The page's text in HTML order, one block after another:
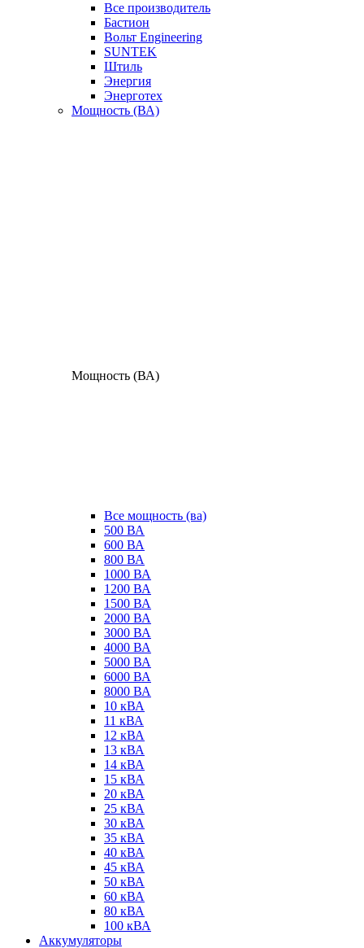
Все производитель
Бастион
Вольт Engineering
SUNTEK
Штиль
Энергия
Энерготех
Мощность (ВА)
Мощность (ВА)
Все мощность (ва)
500 ВА
600 ВА
800 ВА
1000 ВА
1200 ВА
1500 ВА
2000 ВА
3000 ВА
4000 ВА
5000 ВА
6000 ВА
8000 ВА
10 кВА
11 кВА
12 кВА
13 кВА
14 кВА
15 кВА
20 кВА
25 кВА
30 кВА
35 кВА
40 кВА
45 кВА
50 кВА
60 кВА
80 кВА
100 кВА
Аккумуляторы